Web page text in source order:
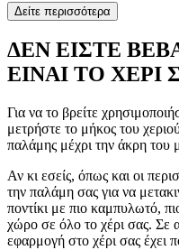
Δείτε περισσότερα
ΔΕΝ ΕΙΣΤΕ
ΕΙΝΑΙ ΤΟ ΧΕΡΙ
Για να το βρείτε
μετρήστε το μήκος του
παλάμης μέχρι την άκρη του
Αν κι εσείς, όπως και οι
την παλάμη σας για να
ποντίκι με πιο καμπυλωτό,
χώρο σε όλο το χέρι σας. Σε
εφαρμογή στο χέρι σας έχει